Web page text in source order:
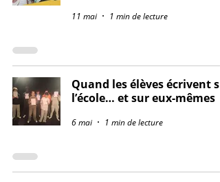
11 mai 1 min de lecture
Quand les élèves écrivent
l’école… et sur eux-mêmes
6 mai 1 min de lecture